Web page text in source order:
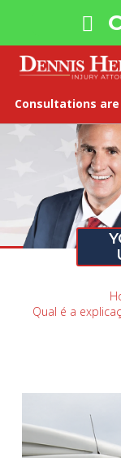
Consultations are
Qual é a